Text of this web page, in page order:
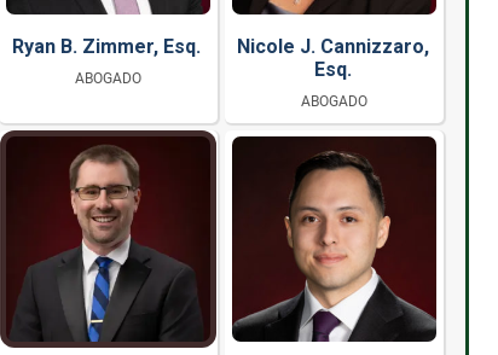
Ryan B. Zimmer, Esq.
ABOGADO
Nicole J. Cannizzaro,
Esq.
ABOGADO